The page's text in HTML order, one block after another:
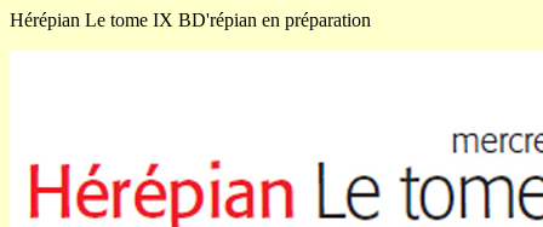
Hérépian Le tome IX BD'répian en préparation